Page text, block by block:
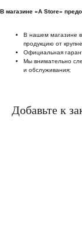
В магазине «A Store»
В нашем магазине
продукцию от
Официальная
Мы внимательно
и обслуживания;
Добавьте к